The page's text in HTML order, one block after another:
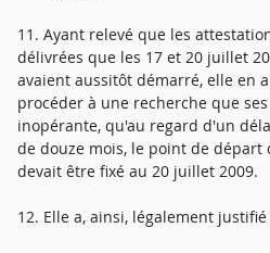
11. Ayant relevé que les
délivrées que les 17 et 20 juillet
avaient aussitôt démarré, elle en
procéder à une recherche que
inopérante, qu'au regard d'un
de douze mois, le point de départ
devait être fixé au 20 juillet 2009.
12. Elle a, ainsi, légalement